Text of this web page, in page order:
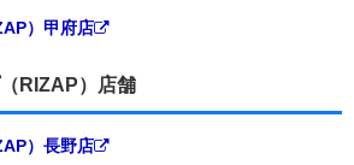
）甲府店
RIZAP）店舗
）長野店